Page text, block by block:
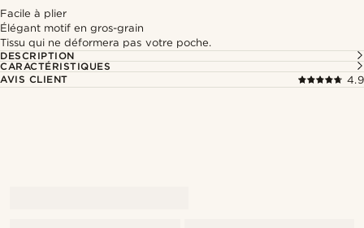
Facile à plier
Élégant motif en gros-grain
Tissu qui ne déformera pas votre poche.
DESCRIPTION
CARACTÉRISTIQUES
AVIS CLIENT
4.9